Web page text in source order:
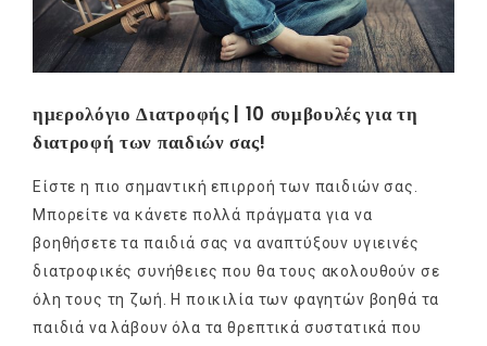
ημερολόγιο Διατροφής | 10 συμβουλές για τη
διατροφή των παιδιών σας!
Είστε η πιο σημαντική επιρροή των παιδιών σας.
Μπορείτε να κάνετε πολλά πράγματα για να
βοηθήσετε τα παιδιά σας να αναπτύξουν υγιεινές
διατροφικές συνήθειες που θα τους ακολουθούν σε
όλη τους τη ζωή. Η ποικιλία των φαγητών βοηθά τα
παιδιά να λάβουν όλα τα θρεπτικά συστατικά που